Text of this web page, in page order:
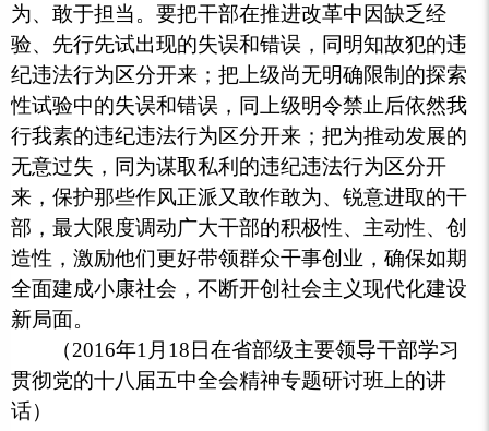
为、敢于担当。要把干部在推进改革中因缺乏经
验、先行先试出现的失误和错误，同明知故犯的违
纪违法行为区分开来；把上级尚无明确限制的探索
性试验中的失误和错误，同上级明令禁止后依然我
行我素的违纪违法行为区分开来；把为推动发展的
无意过失，同为谋取私利的违纪违法行为区分开
来，保护那些作风正派又敢作敢为、锐意进取的干
部，最大限度调动广大干部的积极性、主动性、创
造性，激励他们更好带领群众干事创业，确保如期
全面建成小康社会，不断开创社会主义现代化建设
新局面。
（2016年1月18日在省部级主要领导干部学习
贯彻党的十八届五中全会精神专题研讨班上的讲
话）